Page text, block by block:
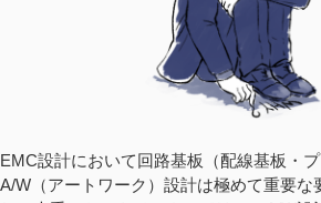
EMC設計において回路基板（配線基板・
A/W（アートワーク）設計は極めて重要な